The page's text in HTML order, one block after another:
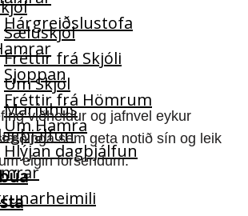
Hárgreiðslustofa
Sjoppan
Fréttir frá Hömrum
Um Hamra
Hlýjan dagþjálfun
Sæluskjól
Fréttir frá Skjóli
Um Skjól
Maríuhús
viðheldur og jafnvel eykur
sem geta notið sín og leik
eigin forsendum.